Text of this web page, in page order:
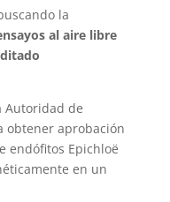
la
al aire libre
Autoridad de
obtener aprobación
endófitos Epichloë
en un